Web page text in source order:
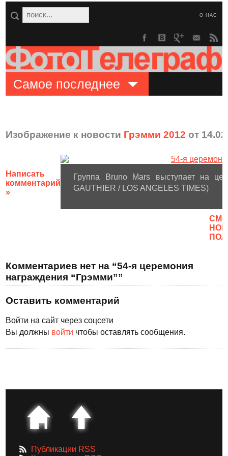
О НАС
Самое последнее
Изображение к новости Грэмми 2012 от
Написать
комментарий
»
Группа Bruno Mars выступает на
GAUTHIER / LOS ANGELES TIMES)
Комментариев нет на “54-я церемония
награждения “Грэмми””
Оставить комментарий
Войти на сайт через соцсети
Вы должны войти чтобы оставлять сообщения.
Публикации RSS